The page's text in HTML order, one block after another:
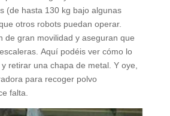
(de hasta 130 kg bajo algunas
otros robots puedan operar.
de gran movilidad y aseguran que
Aquí podéis ver cómo lo
retirar una chapa de metal. Y oye,
para recoger polvo
falta.